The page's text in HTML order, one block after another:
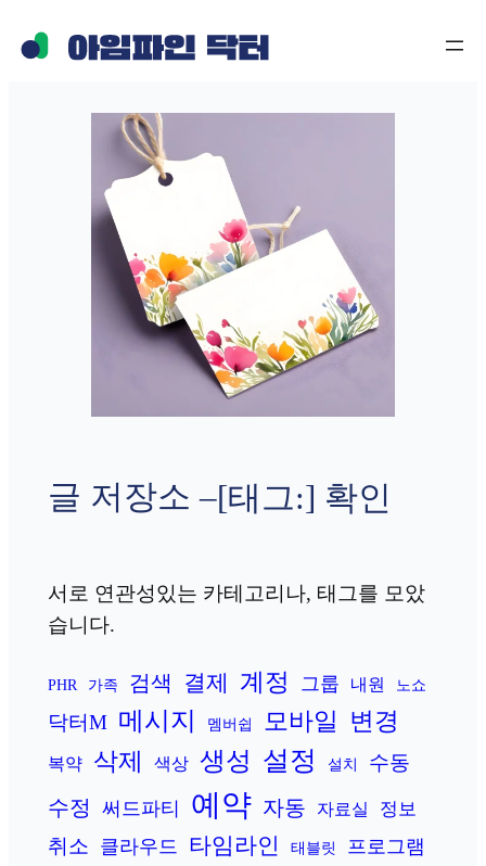
텐
글 저장소 –[태그:] 확인
서로 연관성있는 카테고리나, 태그를 모았
습니다.
PHR 가족 검색 결제 계정 그룹 내원 노쇼
닥터M 메시지 멤버쉽 모바일 변경
복약 삭제 색상 생성 설정 설치 수동
수정 써드파티 예약 자동 자료실 정보
취소 클라우드 타임라인 태블릿 프로그램